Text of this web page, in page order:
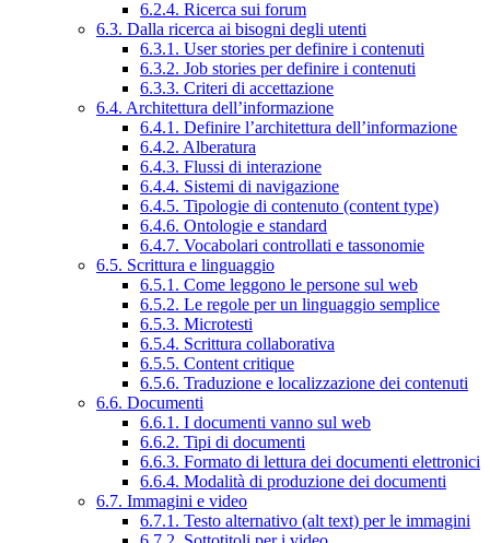
6.2.4. Ricerca sui forum
6.3. Dalla ricerca ai bisogni degli utenti
6.3.1. User stories per definire i contenuti
6.3.2. Job stories per definire i contenuti
6.3.3. Criteri di accettazione
6.4. Architettura dell’informazione
6.4.1. Definire l’architettura dell’informazione
6.4.2. Alberatura
6.4.3. Flussi di interazione
6.4.4. Sistemi di navigazione
6.4.5. Tipologie di contenuto (content type)
6.4.6. Ontologie e standard
6.4.7. Vocabolari controllati e tassonomie
6.5. Scrittura e linguaggio
6.5.1. Come leggono le persone sul web
6.5.2. Le regole per un linguaggio semplice
6.5.3. Microtesti
6.5.4. Scrittura collaborativa
6.5.5. Content critique
6.5.6. Traduzione e localizzazione dei contenuti
6.6. Documenti
6.6.1. I documenti vanno sul web
6.6.2. Tipi di documenti
6.6.3. Formato di lettura dei documenti elettronici
6.6.4. Modalità di produzione dei documenti
6.7. Immagini e video
6.7.1. Testo alternativo (alt text) per le immagini